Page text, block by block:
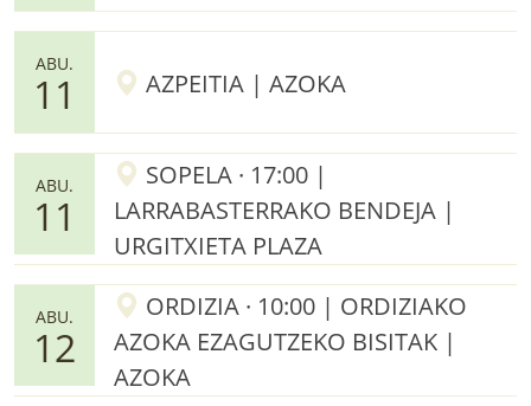
ABU.
11 AZPEITIA | AZOKA
ABU.
11
SOPELA · 17:00 |
LARRABASTERRAKO BENDEJA |
URGITXIETA PLAZA
ABU.
12
ORDIZIA · 10:00 | ORDIZIAKO
AZOKA EZAGUTZEKO BISITAK |
AZOKA